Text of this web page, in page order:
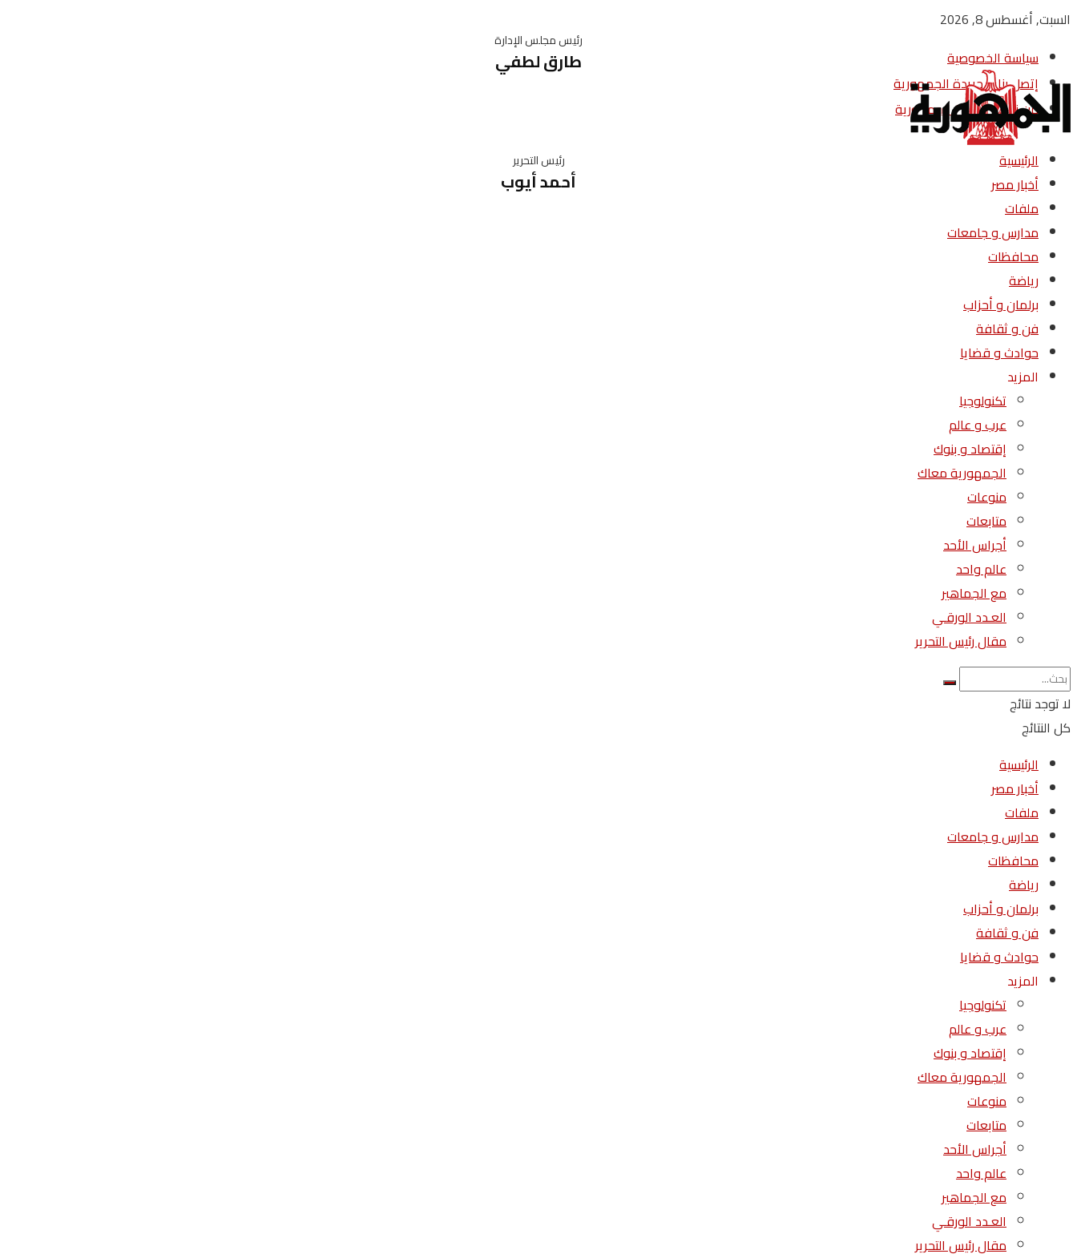
السبت, أغسطس 8, 2026
سياسة الخصوصية
إتصل بنا – جريدة الجمهورية
من نحن – جريدة الجمهورية
رئيس مجلس الإدارة
طارق لطفي
رئيس التحرير
أحمد أيوب
الرئيسية
أخبار مصر
ملفات
مدارس و جامعات
محافظات
رياضة
برلمان و أحزاب
فن و ثقافة
حوادث و قضايا
المزيد
تكنولوجيا
عرب و عالم
إقتصاد و بنوك
الجمهورية معاك
منوعات
متابعات
أجراس الأحد
عالم واحد
مع الجماهير
العـدد الورقـي
مقال رئيس التحرير
لا توجد نتائج
كل النتائج
الرئيسية
أخبار مصر
ملفات
مدارس و جامعات
محافظات
رياضة
برلمان و أحزاب
فن و ثقافة
حوادث و قضايا
المزيد
تكنولوجيا
عرب و عالم
إقتصاد و بنوك
الجمهورية معاك
منوعات
متابعات
أجراس الأحد
عالم واحد
مع الجماهير
العـدد الورقـي
مقال رئيس التحرير